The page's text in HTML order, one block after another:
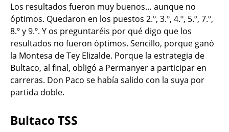
Los resultados fueron muy buenos… aunque no
óptimos. Quedaron en los puestos 2.º, 3.º, 4.º, 5.º, 7.º,
8.º y 9.º. Y os preguntaréis por qué digo que los
resultados no fueron óptimos. Sencillo, porque ganó
la Montesa de Tey Elizalde. Porque la estrategia de
Bultaco, al final, obligó a Permanyer a participar en
carreras. Don Paco se había salido con la suya por
partida doble.
Bultaco TSS